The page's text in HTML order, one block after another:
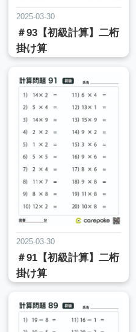
2025-03-30
＃93【初級計算】二桁
掛け算
2025-03-30
＃91【初級計算】二桁
掛け算